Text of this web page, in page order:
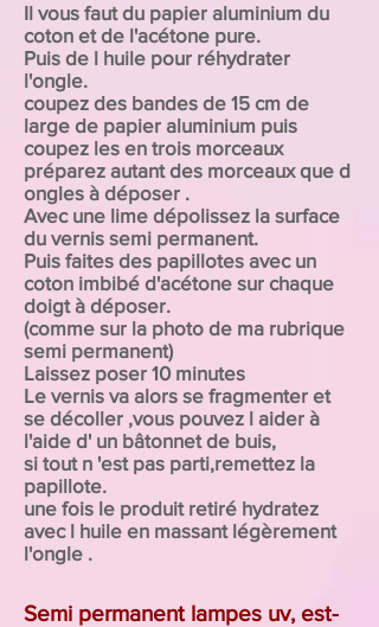
Il vous faut du papier aluminium du
coton et de l'acétone pure.
Puis de l huile pour réhydrater
l'ongle.
coupez des bandes de 15 cm de
large de papier aluminium puis
coupez les en trois morceaux
préparez autant des morceaux que d
ongles à déposer .
Avec une lime dépolissez la surface
du vernis semi permanent.
Puis faites des papillotes avec un
coton imbibé d'acétone sur chaque
doigt à déposer.
(comme sur la photo de ma rubrique
semi permanent)
Laissez poser 10 minutes
Le vernis va alors se fragmenter et
se décoller ,vous pouvez l aider à
l'aide d' un bâtonnet de buis,
si tout n 'est pas parti,remettez la
papillote.
une fois le produit retiré hydratez
avec l huile en massant légèrement
l'ongle .
Semi permanent lampes uv, est-